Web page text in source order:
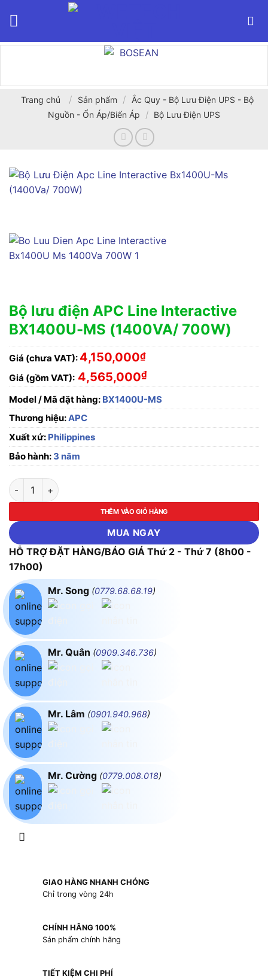
Trang chủ / Sản phẩm /
Ắc Quy - Bộ Lưu Điện UPS - Bộ
Nguồn - Ổn Áp/Biến Áp
/ Bộ Lưu Điện UPS
Bộ lưu điện APC Line Interactive
BX1400U-MS (1400VA/ 700W)
Giá (chưa VAT): 4,150,000₫
Giá (gồm VAT): 4,565,000₫
Model / Mã đặt hàng: BX1400U-MS
Thương hiệu:APC
Xuất xứ: Philippines
Bảo hành: 3 năm
Bộ lưu điện APC Line Interactive BX1400U-MS (1400VA/
THÊM VÀO GIỎ HÀNG
MUA NGAY
HỖ TRỢ ĐẶT HÀNG/BÁO GIÁ Thứ 2 - Thứ 7 (8h00 -
17h00)
Mr. Song (0779.68.68.19)
Mr. Quân (0909.346.736)
Mr. Lâm (0901.940.968)
Mr. Cường (0779.008.018)
GIAO HÀNG NHANH CHÓNG
Chỉ trong vòng 24h
CHÍNH HÃNG 100%
Sản phẩm chính hãng
TIẾT KIỆM CHI PHÍ